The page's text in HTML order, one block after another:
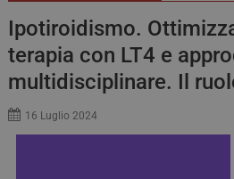
Ipotiroidismo.
terapia con LT4 e
multidisciplinare. Il
16 Luglio 2024